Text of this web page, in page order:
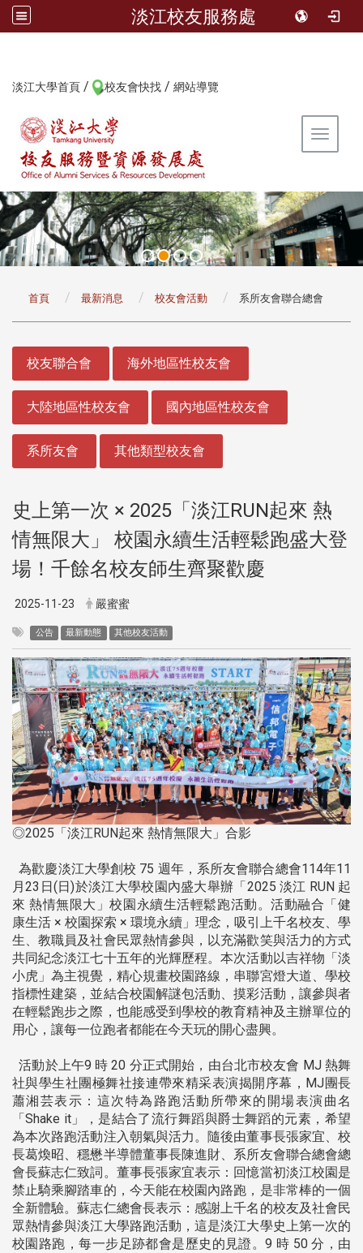
淡江校友服務處
淡江大學首頁 / 校友會快找 / 網站導覽
Toggle
首頁 最新消息 校友會活動 系所友會聯合總會
校友聯合會 海外地區性校友會
大陸地區性校友會 國內地區性校友會
系所友會 其他類型校友會
史上第一次 × 2025「淡江RUN起來 熱
情無限大」 校園永續生活輕鬆跑盛大登
場！千餘名校友師生齊聚歡慶
2025-11-23 嚴蜜蜜
公告 最新動態 其他校友活動
◎2025「淡江RUN起來 熱情無限大」合影
為歡慶淡江大學創校 75 週年，系所友會聯合總會114年11
月23日(日)於淡江大學校園內盛大舉辦「2025 淡江 RUN 起
來 熱情無限大」校園永續生活輕鬆跑活動。活動融合「健
康生活 × 校園探索 × 環境永續」理念，吸引上千名校友、學
生、教職員及社會民眾熱情參與，以充滿歡笑與活力的方式
共同紀念淡江七十五年的光輝歷程。本次活動以吉祥物「淡
小虎」為主視覺，精心規畫校園路線，串聯宮燈大道、學校
指標性建築，並結合校園解謎包活動、摸彩活動，讓參與者
在輕鬆跑步之際，也能感受到學校的教育精神及主辦單位的
用心，讓每一位跑者都能在今天玩的開心盡興。
活動於上午9 時 20 分正式開始，由台北市校友會 MJ 熱舞
社與學生社團極舞社接連帶來精采表演揭開序幕，MJ團長
蕭湘芸表示：這次特為路跑活動所帶來的開場表演曲名
「Shake it」，是結合了流行舞蹈與爵士舞蹈的元素，希望
為本次路跑活動注入朝氣與活力。隨後由董事長張家宜、校
長葛煥昭、穩懋半導體董事長陳進財、系所友會聯合總會總
會長蘇志仁致詞。董事長張家宜表示：回憶當初淡江校園是
禁止騎乘腳踏車的，今天能在校園內路跑，是非常棒的一個
全新體驗。蘇志仁總會長表示：感謝上千名的校友及社會民
眾熱情參與淡江大學路跑活動，這是淡江大學史上第一次的
校園路跑，每一步足跡都會是歷史的見證。9 時 50 分，由